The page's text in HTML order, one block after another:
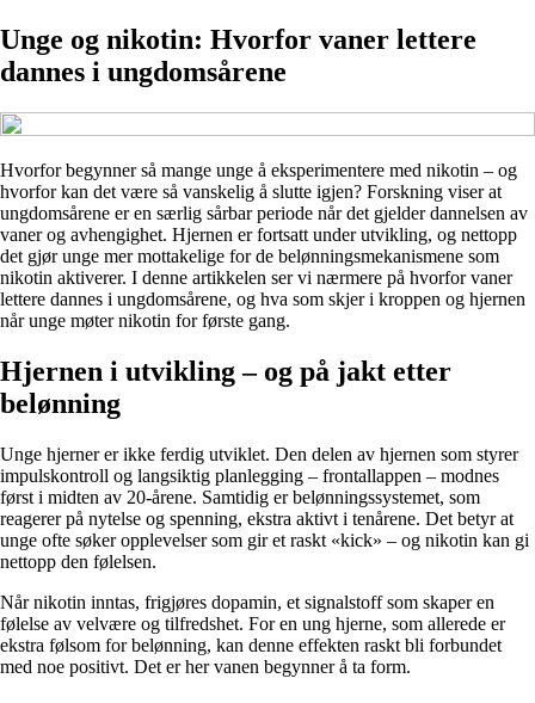
Unge og nikotin: Hvorfor vaner lettere
dannes i ungdomsårene
Hvorfor begynner så mange unge å eksperimentere med nikotin – og
hvorfor kan det være så vanskelig å slutte igjen? Forskning viser at
ungdomsårene er en særlig sårbar periode når det gjelder dannelsen av
vaner og avhengighet. Hjernen er fortsatt under utvikling, og nettopp
det gjør unge mer mottakelige for de belønningsmekanismene som
nikotin aktiverer. I denne artikkelen ser vi nærmere på hvorfor vaner
lettere dannes i ungdomsårene, og hva som skjer i kroppen og hjernen
når unge møter nikotin for første gang.
Hjernen i utvikling – og på jakt etter
belønning
Unge hjerner er ikke ferdig utviklet. Den delen av hjernen som styrer
impulskontroll og langsiktig planlegging – frontallappen – modnes
først i midten av 20-årene. Samtidig er belønningssystemet, som
reagerer på nytelse og spenning, ekstra aktivt i tenårene. Det betyr at
unge ofte søker opplevelser som gir et raskt «kick» – og nikotin kan gi
nettopp den følelsen.
Når nikotin inntas, frigjøres dopamin, et signalstoff som skaper en
følelse av velvære og tilfredshet. For en ung hjerne, som allerede er
ekstra følsom for belønning, kan denne effekten raskt bli forbundet
med noe positivt. Det er her vanen begynner å ta form.